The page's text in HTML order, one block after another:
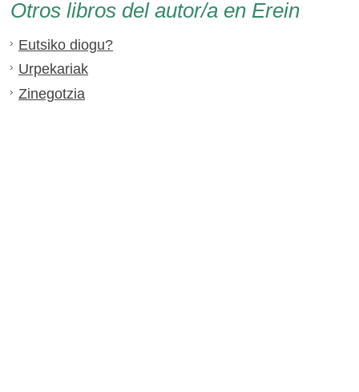
Otros libros del autor/a en Erein
Eutsiko diogu?
Urpekariak
Zinegotzia